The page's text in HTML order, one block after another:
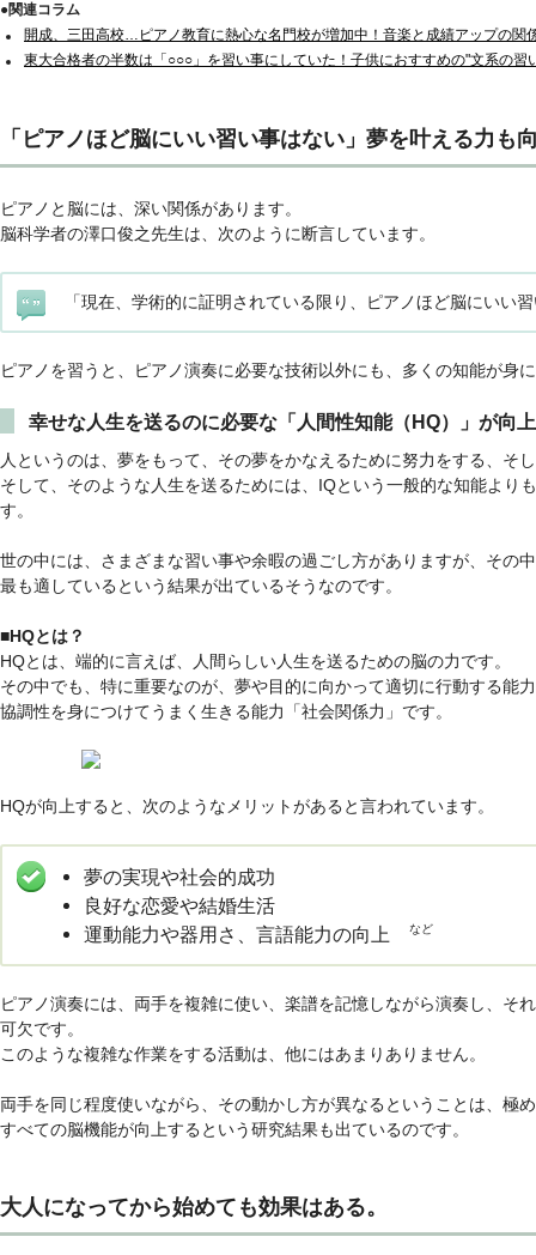
●関連コラム
開成、三田高校…ピアノ教育に熱心な名門校が増加中！音楽と成績アップの関
東大合格者の半数は「○○○」を習い事にしていた！子供におすすめの"文系の習
「ピアノほど脳にいい習い事はない」夢を叶える力も
ピアノと脳には、深い関係があります。
脳科学者の澤口俊之先生は、次のように断言しています。
「現在、学術的に証明されている限り、ピアノほど脳にいい
ピアノを習うと、ピアノ演奏に必要な技術以外にも、多くの知能が身
幸せな人生を送るのに必要な「人間性知能（HQ）」が向
人というのは、夢をもって、その夢をかなえるために努力をする、そ
そして、そのような人生を送るためには、IQという一般的な知能より
す。
世の中には、さまざまな習い事や余暇の過ごし方がありますが、その
最も適しているという結果が出ているそうなのです。
■HQとは？
HQとは、端的に言えば、人間らしい人生を送るための脳の力です。
その中でも、特に重要なのが、夢や目的に向かって適切に行動する能
協調性を身につけてうまく生きる能力「社会関係力」です。
HQが向上すると、次のようなメリットがあると言われています。
夢の実現や社会的成功
良好な恋愛や結婚生活
運動能力や器用さ、言語能力の向上
など
ピアノ演奏には、両手を複雑に使い、楽譜を記憶しながら演奏し、そ
可欠です。
このような複雑な作業をする活動は、他にはあまりありません。
両手を同じ程度使いながら、その動かし方が異なるということは、極
すべての脳機能が向上するという研究結果も出ているのです。
大人になってから始めても効果はある。